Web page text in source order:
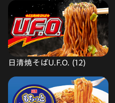
日清焼そばU.F.O. (12)